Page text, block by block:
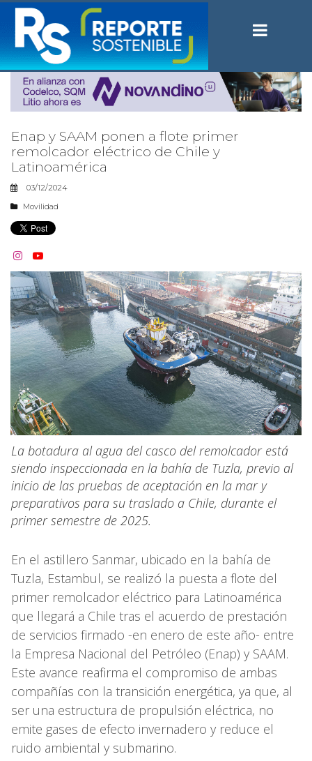
Enap y SAAM ponen a flote primer
remolcador eléctrico de Chile y
Latinoamérica
03/12/2024
Movilidad
 
La botadura al agua del casco del remolcador está
siendo inspeccionada en la bahía de Tuzla, previo al
inicio de las pruebas de aceptación en la mar y
preparativos para su traslado a Chile, durante el
primer semestre de 2025.
En el astillero Sanmar, ubicado en la bahía de
Tuzla, Estambul, se realizó la puesta a flote del
primer remolcador eléctrico para Latinoamérica
que llegará a Chile tras el acuerdo de prestación
de servicios firmado -en enero de este año- entre
la Empresa Nacional del Petróleo (Enap) y SAAM.
Este avance reafirma el compromiso de ambas
compañías con la transición energética, ya que, al
ser una estructura de propulsión eléctrica, no
emite gases de efecto invernadero y reduce el
ruido ambiental y submarino.